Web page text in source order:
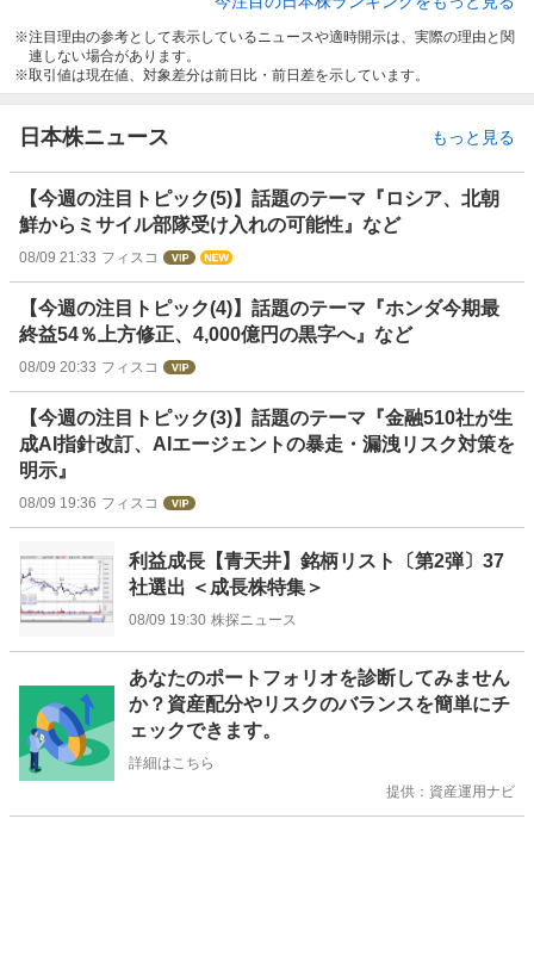
注目理由の参考として表示しているニュースや適時開示は、実際の理由と関
連しない場合があります。
取引値は現在値、対象差分は前日比・前日差を示しています。
日本株ニュース もっと見る
【今週の注目トピック(5)】話題のテーマ『ロシア、北朝
鮮からミサイル部隊受け入れの可能性』など
08/09 21:33 フィスコ
【今週の注目トピック(4)】話題のテーマ『ホンダ今期最
終益54％上方修正、4,000億円の黒字へ』など
08/09 20:33 フィスコ
【今週の注目トピック(3)】話題のテーマ『金融510社が生
成AI指針改訂、AIエージェントの暴走・漏洩リスク対策を
明示』
08/09 19:36 フィスコ
利益成長【青天井】銘柄リスト〔第2弾〕37
社選出 ＜成長株特集＞
08/09 19:30 株探ニュース
あなたのポートフォリオを診断してみません
か？資産配分やリスクのバランスを簡単にチ
ェックできます。
詳細はこちら
提供：資産運用ナビ